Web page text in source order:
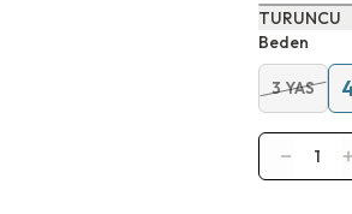
TURUNCU
Beden
3 YAS
1